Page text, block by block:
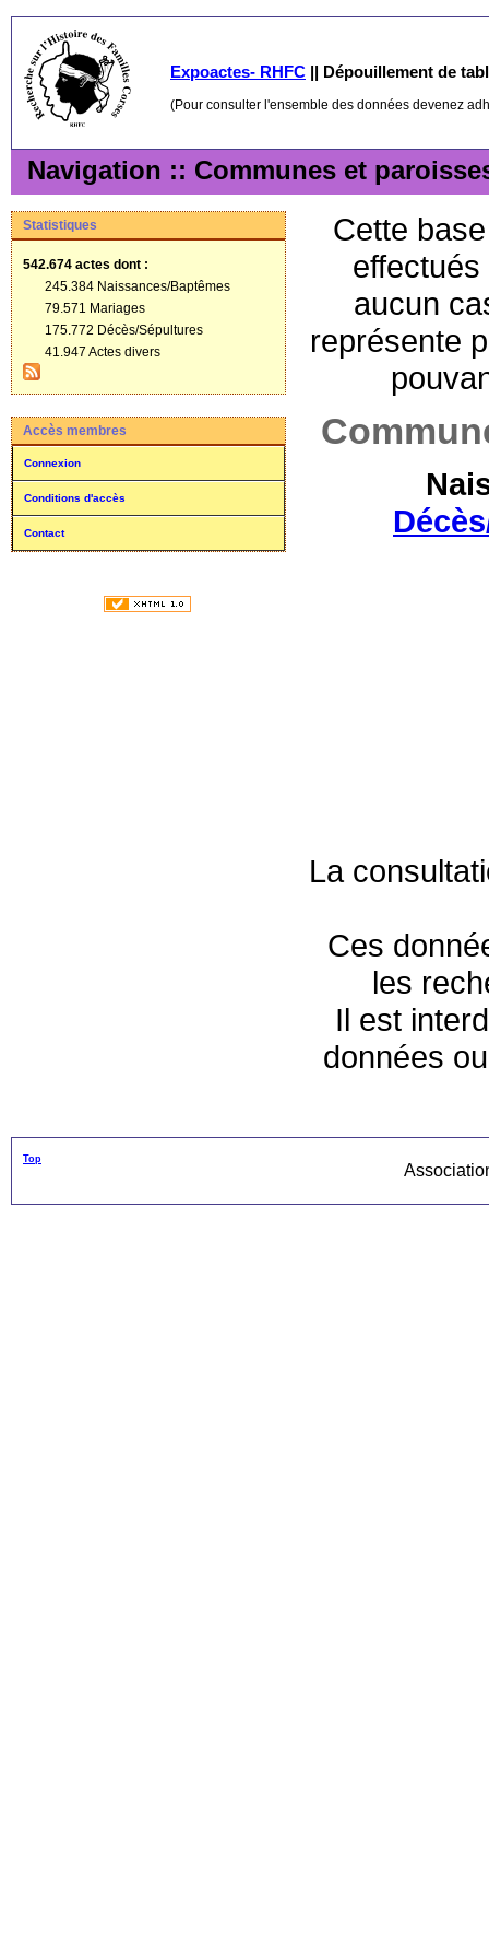
Expoactes- RHFC || Dépouillement de
(Pour consulter l'ensemble des données devenez
Navigation :: Communes et
Statistiques
542.674 actes dont :
245.384 Naissances/Baptêmes
79.571 Mariages
175.772 Décès/Sépultures
41.947 Actes divers
Accès membres
Connexion
Conditions d'accès
Contact
Cette
aucun
représente
La
Ces
les
Il est
données
Top